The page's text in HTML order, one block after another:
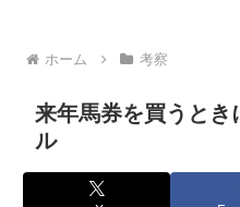
ホーム 考察
来年馬券を買うと
ル